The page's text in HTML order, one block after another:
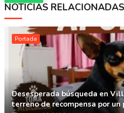
Whatsapp
NOTICIAS RELACIONADAS
Portada
Desesperada búsqueda en
terreno de recompensa por un